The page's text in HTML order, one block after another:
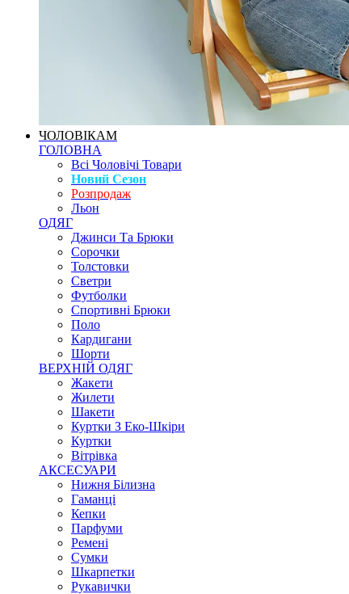
ЧОЛОВІКАМ
ГОЛОВНА
Всі Чоловічі Товари
Новий Сезон
Розпродаж
Льон
ОДЯГ
Джинси Та Брюки
Сорочки
Толстовки
Светри
Футболки
Спортивні Брюки
Поло
Кардигани
Шорти
ВЕРХНІЙ ОДЯГ
Жакети
Жилети
Шакети
Куртки З Еко-Шкіри
Куртки
Вітрівка
АКСЕСУАРИ
Нижня Білизна
Гаманці
Кепки
Парфуми
Ремені
Сумки
Шкарпетки
Рукавички